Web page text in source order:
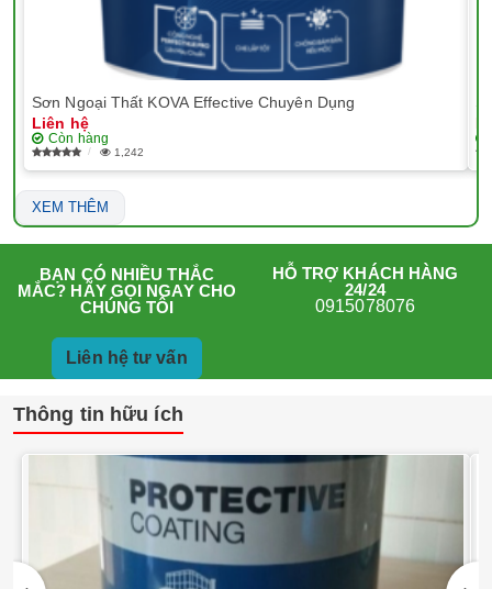
Sơn Ngoại Thất KOVA Effective Chuyên Dụng
Liên hệ
Còn hàng
1,242
XEM THÊM
BẠN CÓ NHIỀU THẮC
MẮC? HÃY GỌI NGAY CHO
CHÚNG TÔI
HỖ TRỢ KHÁCH HÀNG
24/24
0915078076
Liên hệ tư vấn
Thông tin hữu ích